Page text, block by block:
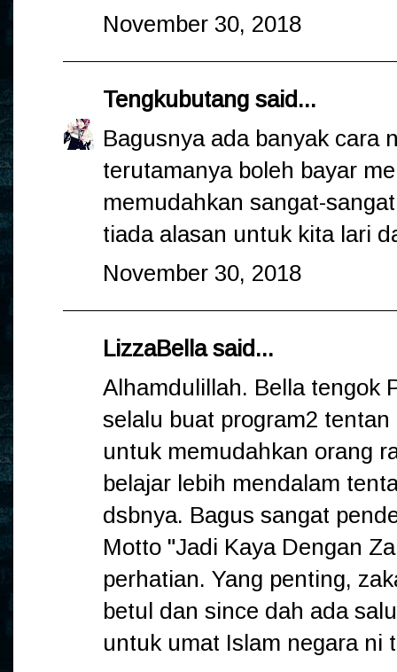
November 30, 2018
Tengkubutang said...
Bagusnya ada banyak cara
terutamanya boleh bayar
memudahkan sangat-
tiada alasan untuk kita lari
November 30, 2018
LizzaBellasaid...
Alhamdulillah. Bella tengok
selalu buat program2
untuk memudahkan orang
belajar lebih mendalam
dsbnya. Bagus sangat
Motto "Jadi Kaya Dengan
perhatian. Yang penting,
betul dan since dah ada
untuk umat Islam negara ni